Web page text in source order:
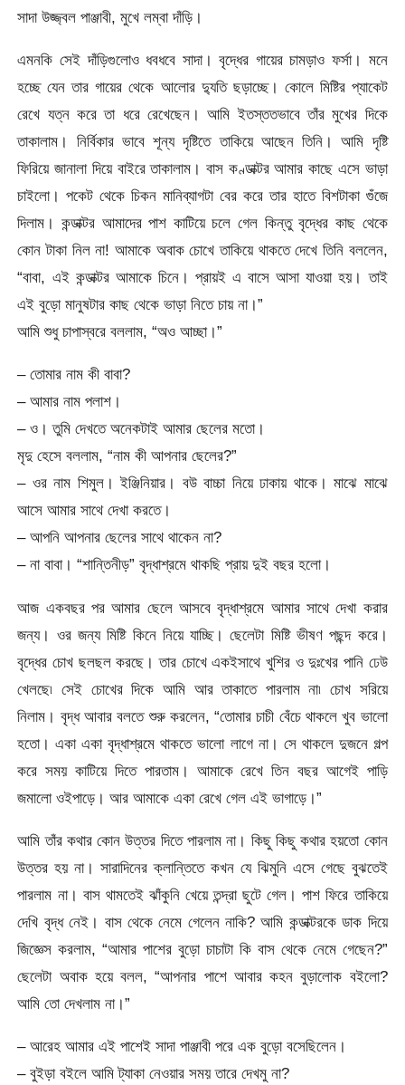
সাদা উজ্জ্বল পাঞ্জাবী, মুখে লম্বা দাঁড়ি।
এমনকি সেই দাঁড়িগুলোও ধবধবে সাদা। বৃদ্ধের গায়ের চামড়াও ফর্সা। মনে
হচ্ছে যেন তার গায়ের থেকে আলোর দ্যুতি ছড়াচ্ছে। কোলে মিষ্টির প্যাকেট
রেখে যত্ন করে তা ধরে রেখেছেন। আমি ইতস্ততভাবে তাঁর মুখের দিকে
তাকালাম। নির্বিকার ভাবে শূন্য দৃষ্টিতে তাকিয়ে আছেন তিনি। আমি দৃষ্টি
ফিরিয়ে জানালা দিয়ে বাইরে তাকালাম। বাস কণ্ডাক্টর আমার কাছে এসে ভাড়া
চাইলো। পকেট থেকে চিকন মানিব্যাগটা বের করে তার হাতে বিশটাকা গুঁজে
দিলাম। কন্ডাক্টর আমাদের পাশ কাটিয়ে চলে গেল কিন্তু বৃদ্ধের কাছ থেকে
কোন টাকা নিল না! আমাকে অবাক চোখে তাকিয়ে থাকতে দেখে তিনি বললেন,
“বাবা, এই কন্ডাক্টর আমাকে চিনে। প্রায়ই এ বাসে আসা যাওয়া হয়। তাই
এই বুড়ো মানুষটার কাছ থেকে ভাড়া নিতে চায় না।”
আমি শুধু চাপাস্বরে বললাম, “অও আচ্ছা।”
– তোমার নাম কী বাবা?
– আমার নাম পলাশ।
– ও। তুমি দেখতে অনেকটাই আমার ছেলের মতো।
মৃদু হেসে বললাম, “নাম কী আপনার ছেলের?”
– ওর নাম শিমুল। ইঞ্জিনিয়ার। বউ বাচ্চা নিয়ে ঢাকায় থাকে। মাঝে মাঝে
আসে আমার সাথে দেখা করতে।
– আপনি আপনার ছেলের সাথে থাকেন না?
– না বাবা। “শান্তিনীড়” বৃদ্ধাশ্রমে থাকছি প্রায় দুই বছর হলো।
আজ একবছর পর আমার ছেলে আসবে বৃদ্ধাশ্রমে আমার সাথে দেখা করার
জন্য। ওর জন্য মিষ্টি কিনে নিয়ে যাচ্ছি। ছেলেটা মিষ্টি ভীষণ পছন্দ করে।
বৃদ্ধের চোখ ছলছল করছে। তার চোখে একইসাথে খুশির ও দুঃখের পানি ঢেউ
খেলছে৷ সেই চোখের দিকে আমি আর তাকাতে পারলাম না৷ চোখ সরিয়ে
নিলাম। বৃদ্ধ আবার বলতে শুরু করলেন, “তোমার চাচী বেঁচে থাকলে খুব ভালো
হতো। একা একা বৃদ্ধাশ্রমে থাকতে ভালো লাগে না। সে থাকলে দুজনে গল্প
করে সময় কাটিয়ে দিতে পারতাম। আমাকে রেখে তিন বছর আগেই পাড়ি
জমালো ওইপাড়ে। আর আমাকে একা রেখে গেল এই ভাগাড়ে।”
আমি তাঁর কথার কোন উত্তর দিতে পারলাম না। কিছু কিছু কথার হয়তো কোন
উত্তর হয় না। সারাদিনের ক্লান্তিতে কখন যে ঝিমুনি এসে গেছে বুঝতেই
পারলাম না। বাস থামতেই ঝাঁকুনি খেয়ে তন্দ্রা ছুটে গেল। পাশ ফিরে তাকিয়ে
দেখি বৃদ্ধ নেই। বাস থেকে নেমে গেলেন নাকি? আমি কন্ডাক্টরকে ডাক দিয়ে
জিজ্ঞেস করলাম, “আমার পাশের বুড়ো চাচাটা কি বাস থেকে নেমে গেছেন?”
ছেলেটা অবাক হয়ে বলল, “আপনার পাশে আবার কহন বুড়ালোক বইলো?
আমি তো দেখলাম না।”
– আরেহ আমার এই পাশেই সাদা পাঞ্জাবী পরে এক বুড়ো বসেছিলেন।
– বুইড়া বইলে আমি ট্যাকা নেওয়ার সময় তারে দেখমু না?